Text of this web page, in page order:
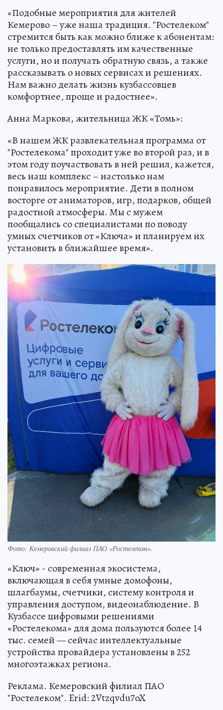
«Подобные мероприятия для жителей
Кемерово – уже наша традиция. "Ростелеком"
стремится быть как можно ближе к абонентам:
не только предоставлять им качественные
услуги, но и получать обратную связь, а также
рассказывать о новых сервисах и решениях.
Нам важно делать жизнь кузбассовцев
комфортнее, проще и радостнее».
Анна Маркова, жительница ЖК «Томь»:
«В нашем ЖК развлекательная программа от
"Ростелекома" проходит уже во второй раз, и в
этом году поучаствовать в ней решил, кажется,
весь наш комплекс – настолько нам
понравилось мероприятие. Дети в полном
восторге от аниматоров, игр, подарков, общей
радостной атмосферы. Мы с мужем
пообщались со специалистами по поводу
умных счетчиков от «Ключа» и планируем их
установить в ближайшее время».
Фото: Кемеровский филиал ПАО «Ростелеком».
«Ключ» - современная экосистема,
включающая в себя умные домофоны,
шлагбаумы, счетчики, систему контроля и
управления доступом, видеонаблюдение. В
Кузбассе цифровыми решениями
«Ростелекома» для дома пользуются более 14
тыс. семей — сейчас интеллектуальные
устройства провайдера установлены в 252
многоэтажках региона.
Реклама. Кемеровский филиал ПАО
"Ростелеком". Erid: 2Vtzqvdu7oX